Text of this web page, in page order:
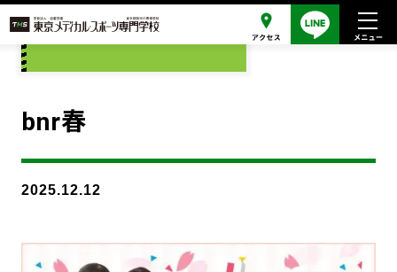
添付ファイル
bnr春
2025.12.12